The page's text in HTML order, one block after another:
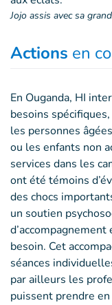
Jojo assis avec sa
Actions en
En Ouganda, HI
besoins
les personnes
ou les enfants non
services dans les
ont été témoins
des chocs
un soutien
besoin. Cet
séances
par ailleurs les
puissent prendre